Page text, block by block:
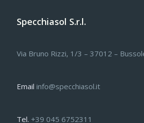
Specchiasol S.r.l.
Via Bruno Rizzi, 1/3 – 37012 –
Email info@specchiasol.it
Tel. +39 045 6752311